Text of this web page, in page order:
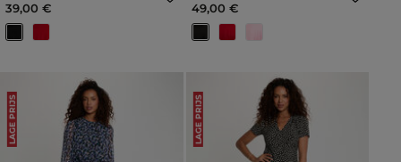
39,00 € 49,00 €
LAGE PRIJS LAGE PRIJS